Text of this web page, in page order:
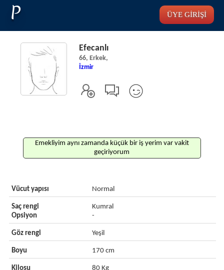
P ÜYE GİRİŞİ
Efecanlı
66, Erkek,
İzmir
Emekliyim aynı zamanda küçük bir iş yerim var vakit
geçiriyorum
Vücut yapısı Normal
Saç rengi
Opsiyon
Kumral
-
Göz rengi Yeşil
Boyu 170 cm
Kilosu 80 Kg